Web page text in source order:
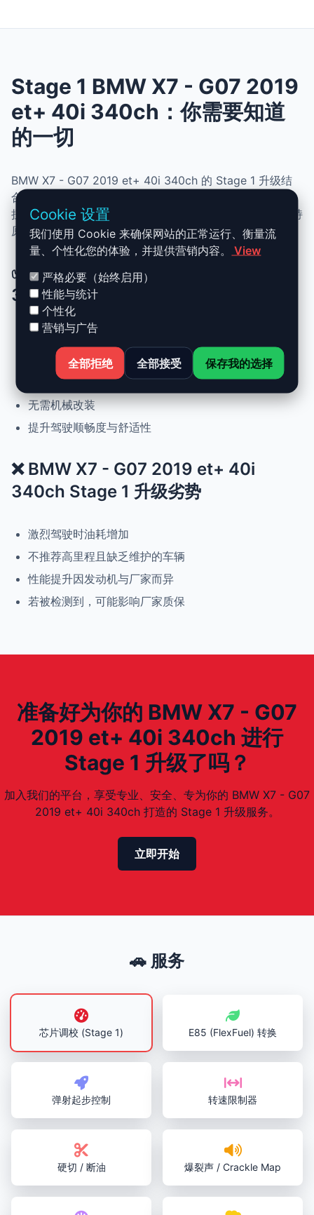
Stage 1 BMW X7 - G07 2019
et+ 40i 340ch：你需要知道
的一切
BMW X7 - G07 2019 et+ 40i 340ch 的 Stage 1 升级结
合了性能、安全与简便性。无需机械改动，即可提升动力、
扭矩并优化油耗。非常适合追求更灵敏驾驶体验且希望保持
原厂可靠性的车主。
✅ BMW X7 - G07 2019 et+ 40i
340ch Stage 1 升级优势
动力提升高达 +30%，扭矩提升 +25%
正常驾驶下优化油耗
可随时恢复原厂设置
无需机械改装
提升驾驶顺畅度与舒适性
❌ BMW X7 - G07 2019 et+ 40i
340ch Stage 1 升级劣势
激烈驾驶时油耗增加
不推荐高里程且缺乏维护的车辆
性能提升因发动机与厂家而异
若被检测到，可能影响厂家质保
准备好为你的 BMW X7 - G07
2019 et+ 40i 340ch 进行
Stage 1 升级了吗？
加入我们的平台，享受专业、安全、专为你的 BMW X7 - G07
2019 et+ 40i 340ch 打造的 Stage 1 升级服务。
立即开始
Cookie 设置
我们使用 Cookie 来确保网站的正常运行、衡量流
量、个性化您的体验，并提供营销内容。
View
严格必要（始终启用）
性能与统计
个性化
营销与广告
全部拒绝 全部接受 保存我的选择
🚗 服务
芯片调校 (Stage 1) E85 (FlexFuel) 转换
弹射起步控制 转速限制器
硬切 / 断油 爆裂声 / Crackle Map